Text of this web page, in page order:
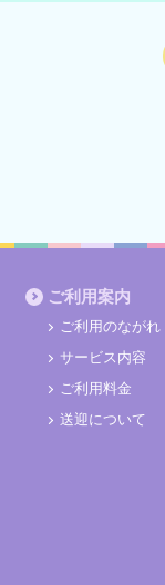
ご利用案内
ご利用のながれ
サービス内容
ご利用料金
送迎について